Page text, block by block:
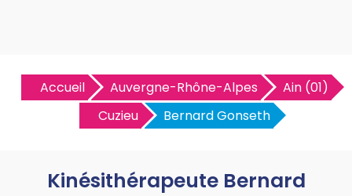
Accueil Auvergne-Rhône-Alpes
Ain (01)
Cuzieu
Bernard Gonseth
Kinésithérapeute Bernard